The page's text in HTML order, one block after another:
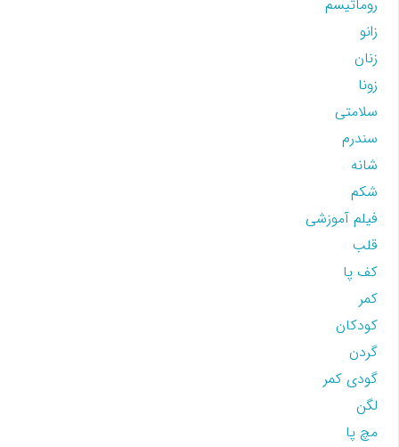
روماتیسم
زانو
زنان
زونا
سلامتی
سندرم
شانه
شکم
فیلم آموزشی
قلب
کف پا
کمر
کودکان
گردن
گودی کمر
لگن
مچ پا